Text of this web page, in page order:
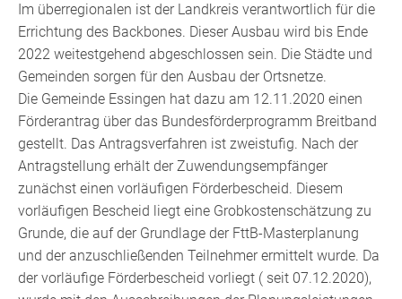
Im überregionalen ist der Landkreis verantwortlich für die
Errichtung des Backbones. Dieser Ausbau wird bis Ende
2022 weitestgehend abgeschlossen sein. Die Städte und
Gemeinden sorgen für den Ausbau der Ortsnetze.
Die Gemeinde Essingen hat dazu am 12.11.2020 einen
Förderantrag über das Bundesförderprogramm Breitband
gestellt. Das Antragsverfahren ist zweistufig. Nach der
Antragstellung erhält der Zuwendungsempfänger
zunächst einen vorläufigen Förderbescheid. Diesem
vorläufigen Bescheid liegt eine Grobkostenschätzung zu
Grunde, die auf der Grundlage der FttB-Masterplanung
und der anzuschließenden Teilnehmer ermittelt wurde. Da
der vorläufige Förderbescheid vorliegt ( seit 07.12.2020),